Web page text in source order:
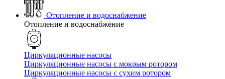
Отопление и водоснабжение
Отопление и водоснабжение
Циркуляционные насосы
Циркуляционные насосы с мокрым ротором
Циркуляционные насосы с сухим ротором